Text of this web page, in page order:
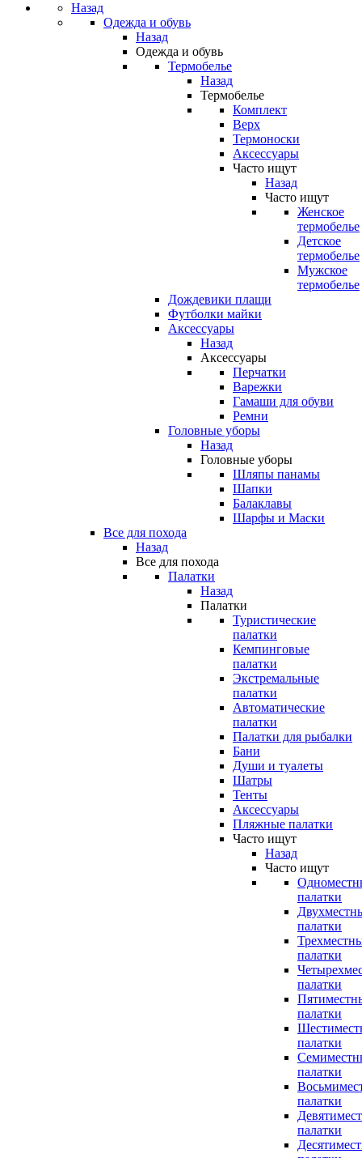
Назад
Одежда и обувь
Назад
Одежда и обувь
Термобелье
Назад
Термобелье
Комплект
Верх
Термоноски
Аксессуары
Часто ищут
Назад
Часто ищут
Женское
термобелье
Детское
термобелье
Мужское
термобелье
Дождевики плащи
Футболки майки
Аксессуары
Назад
Аксессуары
Перчатки
Варежки
Гамаши для обуви
Ремни
Головные уборы
Назад
Головные уборы
Шляпы панамы
Шапки
Балаклавы
Шарфы и Маски
Все для похода
Назад
Все для похода
Палатки
Назад
Палатки
Туристические
палатки
Кемпинговые
палатки
Экстремальные
палатки
Автоматические
палатки
Палатки для рыбалки
Бани
Души и туалеты
Шатры
Тенты
Аксессуары
Пляжные палатки
Часто ищут
Назад
Часто ищут
палатки
палатки
палатки
палатки
палатки
палатки
палатки
палатки
палатки